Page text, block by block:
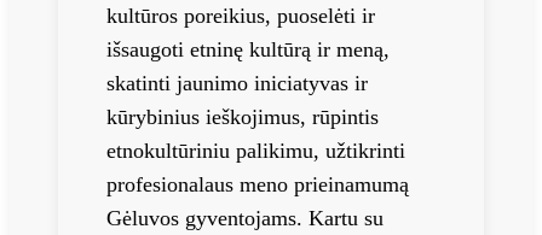
kultūros poreikius, puoselėti ir
išsaugoti etninę kultūrą ir meną,
skatinti jaunimo iniciatyvas ir
kūrybinius ieškojimus, rūpintis
etnokultūriniu palikimu, užtikrinti
profesionalaus meno prieinamumą
Gėluvos gyventojams. Kartu su